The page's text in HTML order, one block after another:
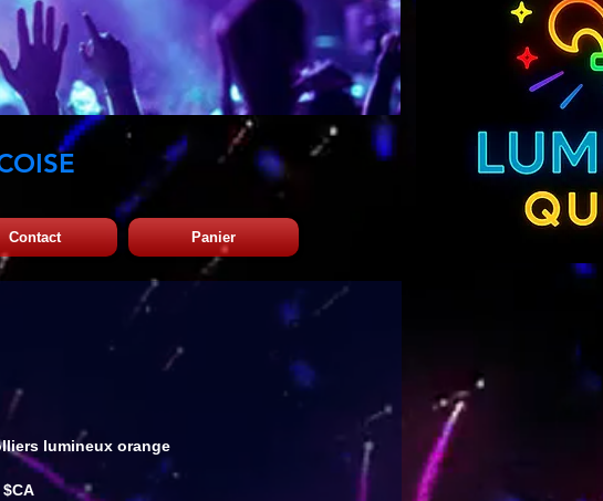
Contact Panier
lumineux orange
$CA Prix